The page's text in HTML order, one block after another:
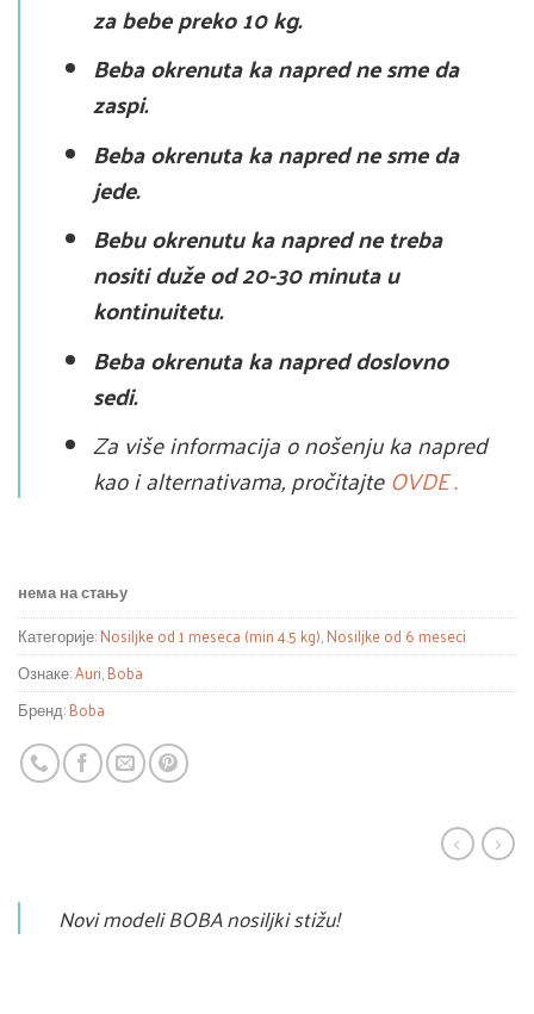
za bebe preko 10 kg.
Beba okrenuta ka napred ne sme da
zaspi.
Beba okrenuta ka napred ne sme da
jede.
Bebu okrenutu ka napred ne treba
nositi duže od 20-30 minuta u
kontinuitetu.
Beba okrenuta ka napred doslovno
sedi.
Za više informacija o nošenju ka napred
kao i alternativama, pročitajteOVDE .
нема на стању
Категорије:Nosiljke od 1 meseca (min 4.5 kg),Nosiljke od 6 meseci
Ознаке:Auri,Boba
Бренд:Boba
Novi modeli BOBA nosiljki stižu!